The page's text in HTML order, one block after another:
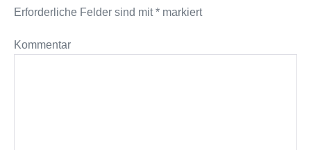
Erforderliche Felder sind mit* markiert
Kommentar